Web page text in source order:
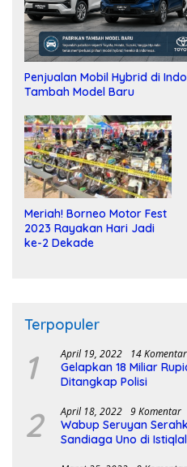
Penjualan Mobil Hybrid di
Tambah Model Baru
Meriah! Borneo Motor Fest
2023 Rayakan Hari Jadi
ke-2 Dekade
Terpopuler
1 April 19, 2022 14 Komentar
Gelapkan 18 Miliar
Ditangkap Polisi
2 April 18, 2022 9 Komentar
Wabup Seruyan
Sandiaga Uno di